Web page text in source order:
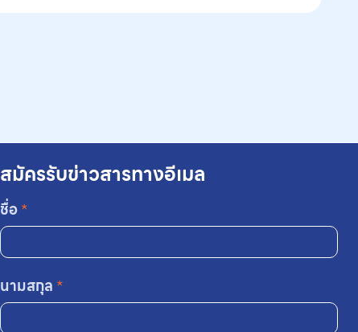
สมัครรับข่าวสารทางอีเมล
ชื่อ*
นามสกุล *